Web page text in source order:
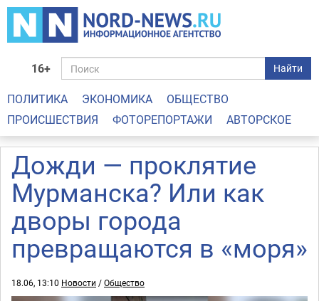
16+ Найти
ПОЛИТИКА ЭКОНОМИКА
ОБЩЕСТВО
ПРОИСШЕСТВИЯ
ФОТОРЕПОРТАЖИ АВТОРСКОЕ
Дожди — проклятие
Мурманска? Или как
дворы города
превращаются в «моря»
18.06, 13:10 Новости /Общество